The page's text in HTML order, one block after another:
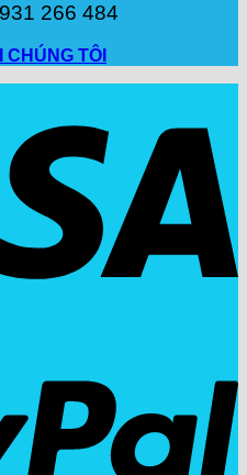
266 484
CHÚNG TÔI